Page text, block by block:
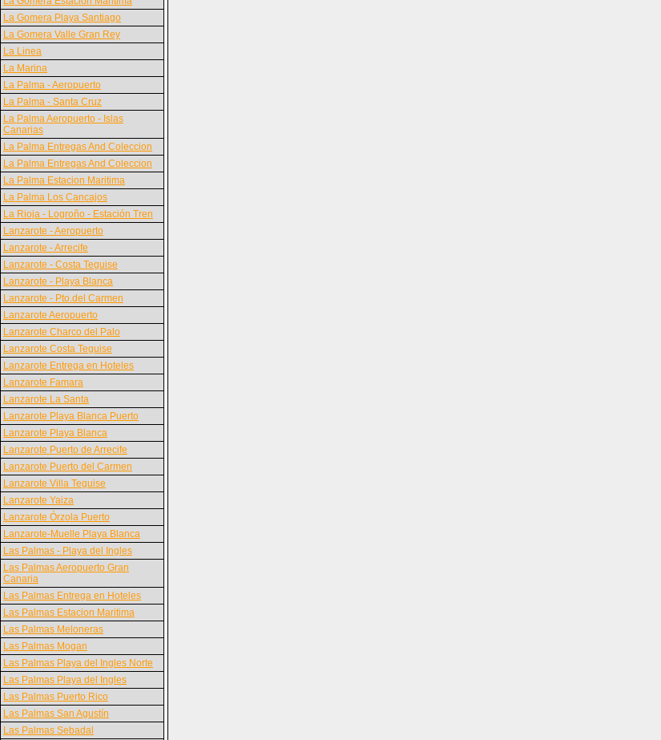
La Gomera Playa Santiago
La Gomera Valle Gran Rey
La Linea
La Marina
La Palma - Aeropuerto
La Palma - Santa Cruz
La Palma Aeropuerto - Islas
Canarias
La Palma Entregas And Coleccion
La Palma Entregas And Coleccion
La Palma Estacion Maritima
La Palma Los Cancajos
La Rioja - Logroño - Estación Tren
Lanzarote - Aeropuerto
Lanzarote - Arrecife
Lanzarote - Costa Teguise
Lanzarote - Playa Blanca
Lanzarote - Pto.del Carmen
Lanzarote Aeropuerto
Lanzarote Charco del Palo
Lanzarote Costa Teguise
Lanzarote Entrega en Hoteles
Lanzarote Famara
Lanzarote La Santa
Lanzarote Playa Blanca Puerto
Lanzarote Playa Blanca
Lanzarote Puerto de Arrecife
Lanzarote Puerto del Carmen
Lanzarote Villa Teguise
Lanzarote Yaiza
Lanzarote Órzola Puerto
Lanzarote-Muelle Playa Blanca
Las Palmas - Playa del Ingles
Las Palmas Aeropuerto Gran
Canaria
Las Palmas Entrega en Hoteles
Las Palmas Estacion Maritima
Las Palmas Meloneras
Las Palmas Mogan
Las Palmas Playa del Ingles Norte
Las Palmas Playa del Ingles
Las Palmas Puerto Rico
Las Palmas San Agustín
Las Palmas Sebadal